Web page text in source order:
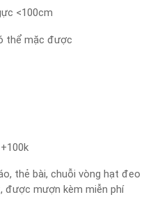
<100cm
thể mặc được
thẻ bài, chuỗi vòng hạt đeo
được mượn kèm miễn phí